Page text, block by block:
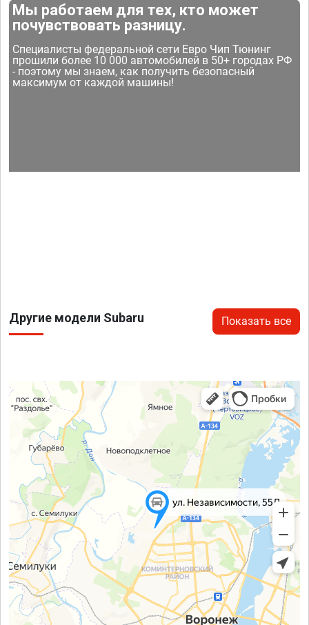
Мы работаем для тех, кто может
почувствовать разницу.
Специалисты федеральной сети Евро Чип Тюнинг
прошили более 10 000 автомобилей в 50+ городах РФ
- поэтому мы знаем, как получить безопасный
максимум от каждой машины!
Другие модели Subaru Показать все